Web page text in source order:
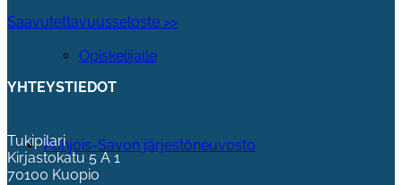
Opiskelijalle
Pohjois-Savon järjestöneuvosto
Saavutettavuusseloste >>
YHTEYSTIEDOT
Tukipilari
Kirjastokatu 5 A 1
70100 Kuopio